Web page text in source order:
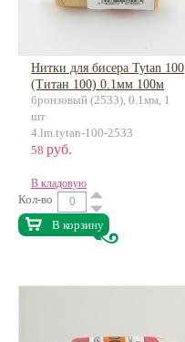
Нитки для бисера Tytan 100
(Титан 100) 0.1мм 100м
бронзовый (2533), 0.1мм, 1
шт
4.lm.tytan-100-2533
58 руб.
В кладовую
Кол-во
В корзину